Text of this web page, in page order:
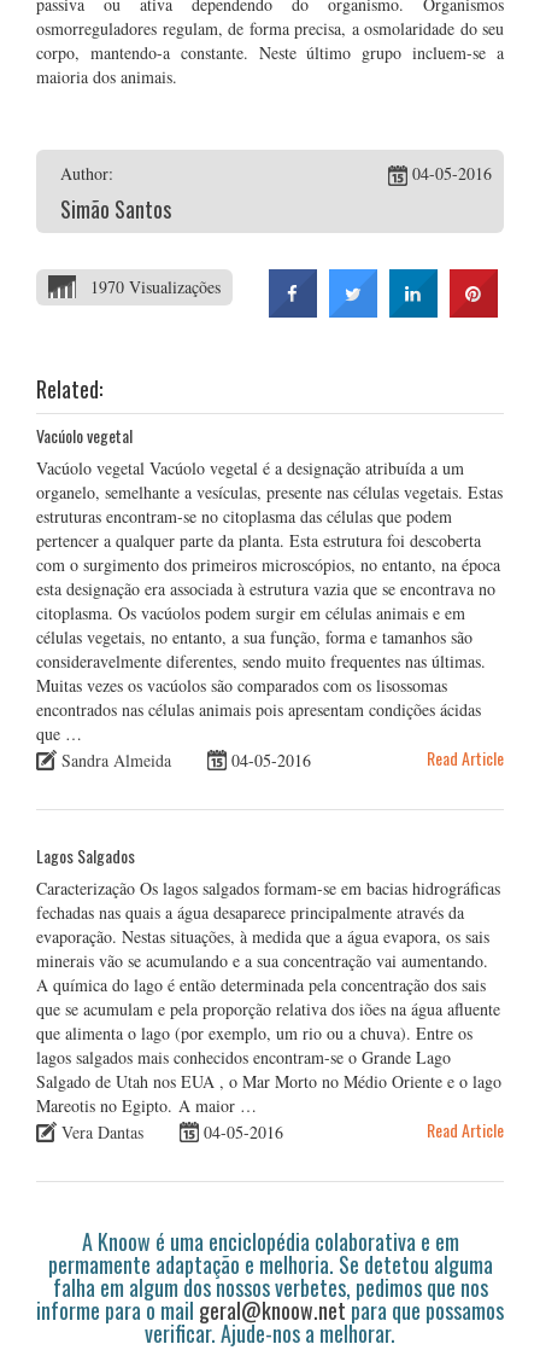
osmorreguladores regulam, de forma precisa, a osmolaridade do seu
corpo, mantendo-a constante. Neste último grupo incluem-se a
maioria dos animais.
Author:
Simão Santos
04-05-2016
1970 Visualizações
Related:
Vacúolo vegetal
Vacúolo vegetal Vacúolo vegetal é a designação atribuída a um
organelo, semelhante a vesículas, presente nas células vegetais. Estas
estruturas encontram-se no citoplasma das células que podem
pertencer a qualquer parte da planta. Esta estrutura foi descoberta
com o surgimento dos primeiros microscópios, no entanto, na época
esta designação era associada à estrutura vazia que se encontrava no
citoplasma. Os vacúolos podem surgir em células animais e em
células vegetais, no entanto, a sua função, forma e tamanhos são
consideravelmente diferentes, sendo muito frequentes nas últimas.
Muitas vezes os vacúolos são comparados com os lisossomas
encontrados nas células animais pois apresentam condições ácidas
que …
Sandra Almeida
04-05-2016 Read Article
Lagos Salgados
Caracterização Os lagos salgados formam-se em bacias hidrográficas
fechadas nas quais a água desaparece principalmente através da
evaporação. Nestas situações, à medida que a água evapora, os sais
minerais vão se acumulando e a sua concentração vai aumentando.
A química do lago é então determinada pela concentração dos sais
que se acumulam e pela proporção relativa dos iões na água afluente
que alimenta o lago (por exemplo, um rio ou a chuva). Entre os
lagos salgados mais conhecidos encontram-se o Grande Lago
Salgado de Utah nos EUA , o Mar Morto no Médio Oriente e o lago
Mareotis no Egipto. A maior …
Vera Dantas
04-05-2016 Read Article
A Knoow é uma enciclopédia colaborativa e em
permamente adaptação e melhoria. Se detetou alguma
falha em algum dos nossos verbetes, pedimos que nos
informe para o mail geral@knoow.netpara que possamos
verificar. Ajude-nos a melhorar.